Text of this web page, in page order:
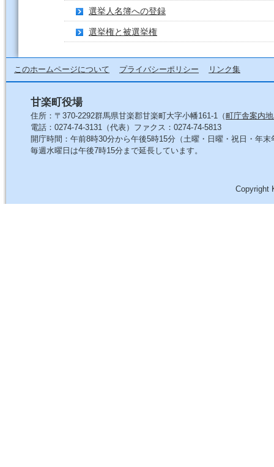
選挙人名簿への登録
選挙権と被選挙権
このホームページについて プライバシーポリシー リンク集
甘楽町役場
住所：〒370-2292群馬県甘楽郡甘楽町大字小幡161-1（町庁舎案内
電話：0274-74-3131（代表）ファクス：0274-74-5813
開庁時間：午前8時30分から午後5時15分（土曜・日曜・祝日・年末
毎週水曜日は午後7時15分まで延長しています。
Copyright